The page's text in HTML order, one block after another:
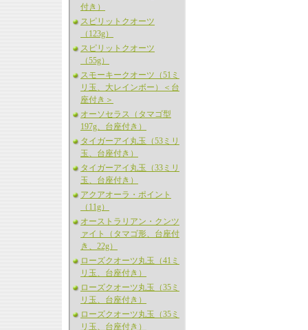
付き）
スピリットクオーツ
（123g）
スピリットクオーツ
（55g）
スモーキークオーツ（51ミ
リ玉、大レインボー）＜台
座付き＞
オーソセラス（タマゴ型
197g、台座付き）
タイガーアイ丸玉（53ミリ
玉、台座付き）
タイガーアイ丸玉（33ミリ
玉、台座付き）
アクアオーラ・ポイント
（11g）
オーストラリアン・クンツ
ァイト（タマゴ形、台座付
き、22g）
ローズクオーツ丸玉（41ミ
リ玉、台座付き）
ローズクオーツ丸玉（35ミ
リ玉、台座付き）
ローズクオーツ丸玉（35ミ
リ玉、台座付き）